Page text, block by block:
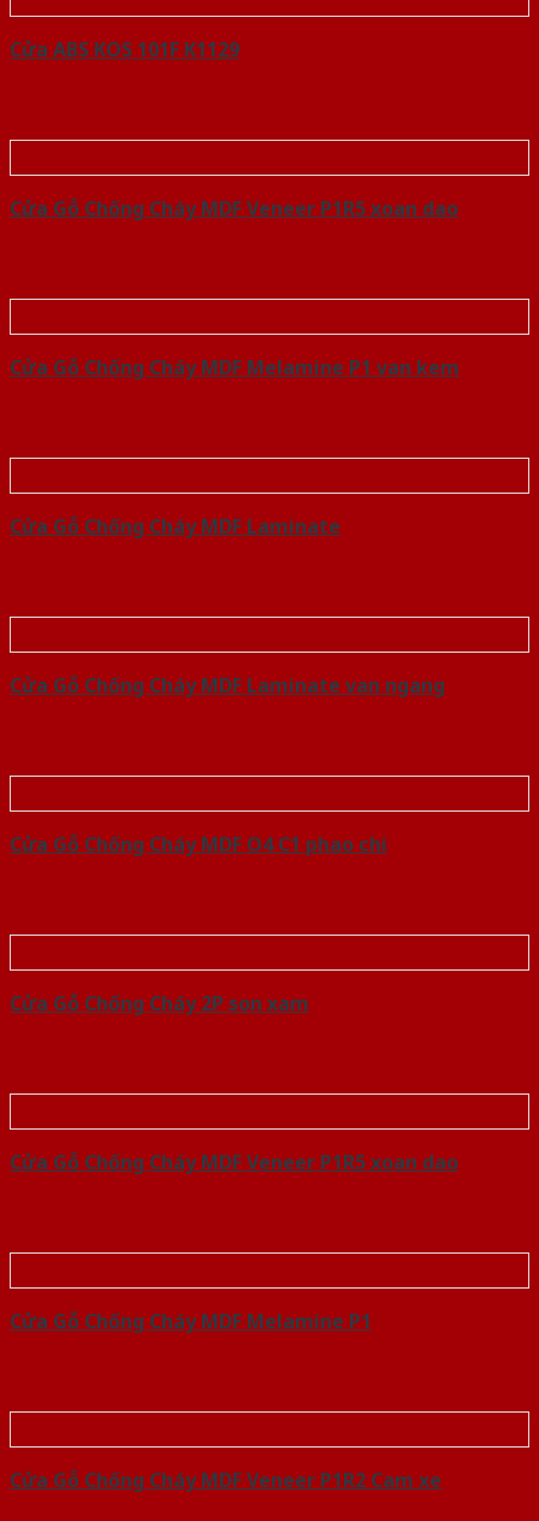
Cửa ABS KOS 101F K1129
Cửa Gỗ Chống Cháy MDF Veneer P1R5 xoan dao
Cửa Gỗ Chống Cháy MDF Melamine P1 van kem
Cửa Gỗ Chống Cháy MDF Laminate
Cửa Gỗ Chống Cháy MDF Laminate van ngang
Cửa Gỗ Chống Cháy MDF O4 C1 phao chi
Cửa Gỗ Chống Cháy 2P son xam
Cửa Gỗ Chống Cháy MDF Veneer P1R5 xoan dao
Cửa Gỗ Chống Cháy MDF Melamine P1
Cửa Gỗ Chống Cháy MDF Veneer P1R2 Cam xe